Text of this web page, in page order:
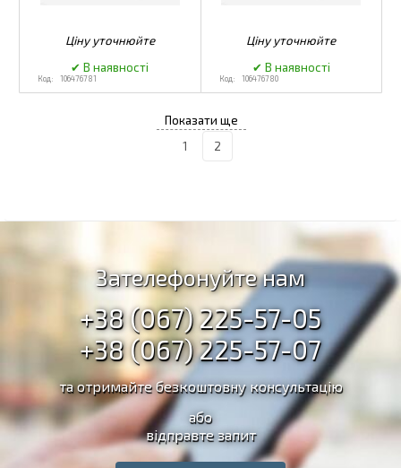
106476781 106476780
1 2
Зателефонуйте нам
+38 (067) 225-57-05
+38 (067) 225-57-07
та отримайте безкоштовну консультацію
або
відправте запит